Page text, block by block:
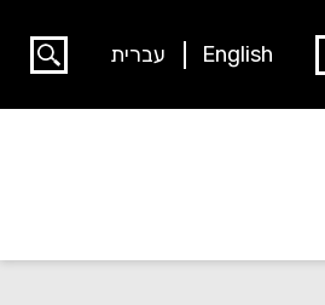
English עברית